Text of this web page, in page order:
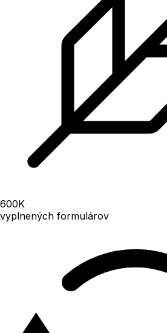
600K
vyplnených formulárov